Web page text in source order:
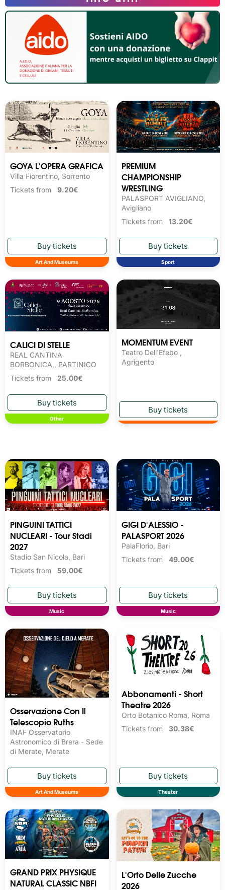
GOYA L'OPERA GRAFICA
Villa Fiorentino, Sorrento
Tickets from 9.20€
Art And Museums
PREMIUM
CHAMPIONSHIP
WRESTLING
PALASPORT AVIGLIANO,
Avigliano
Tickets from 13.20€
Sport
CALICI DI STELLE
REAL CANTINA
BORBONICA,, PARTINICO
Tickets from 25.00€
Other
MOMENTUM EVENT
Teatro Dell'Efebo ,
Agrigento
PINGUINI TATTICI
NUCLEARI - Tour Stadi
2027
Stadio San Nicola, Bari
Tickets from 59.00€
Music
GIGI D'ALESSIO -
PALASPORT 2026
PalaFlorio, Bari
Tickets from 49.00€
Music
Osservazione Con Il
Telescopio Ruths
INAF Osservatorio
Astronomico di Brera - Sede
di Merate, Merate
Art And Museums
Abbonamenti - Short
Theatre 2026
Orto Botanico Roma, Roma
Tickets from 30.38€
Theater
GRAND PRIX PHYSIQUE
NATURAL CLASSIC NBFI
L'Orto Delle Zucche
2026